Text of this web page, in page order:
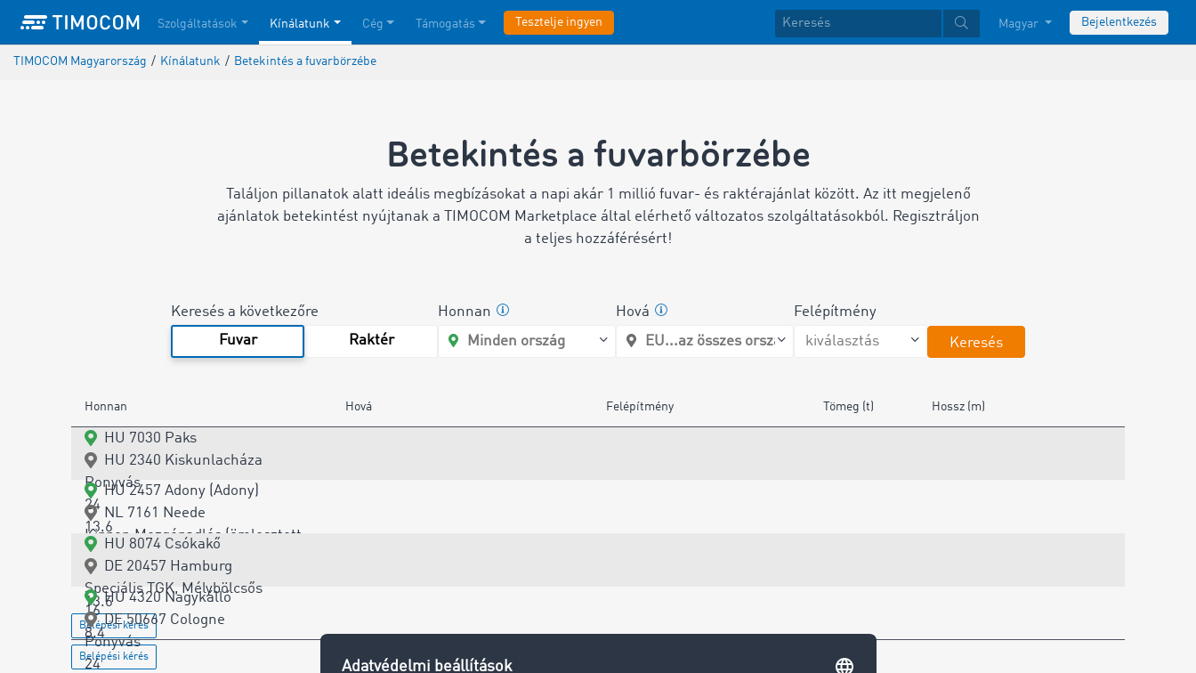
Szolgáltatások Kínálatunk Cég Támogatás Tesztelje ingyen Magyar Bejelentkezés
TIMOCOM Magyarország / Kínálatunk / Betekintés a fuvarbörzébe
Betekintés a fuvarbörzébe
Találjon pillanatok alatt ideális megbízásokat a napi akár 1 millió fuvar- és raktérajánlat között. Az itt megjelenő
ajánlatok betekintést nyújtanak a TIMOCOM Marketplace által elérhető változatos szolgáltatásokból. Regisztráljon
a teljes hozzáférésért!
Keresés a következőre
Fuvar
Raktér
Honnan Hová Felépítmény
Keresés
Honnan Hová Felépítmény Tömeg (t) Hossz (m)
HU 7030 Paks
HU 2340 Kiskunlacháza
Ponyvás
24
13.6
Belépési kérés
HU 2457 Adony (Adony)
NL 7161 Neede
Kipper, Mozgópadlós (ömlesztett
áru)
24
13.6
Belépési kérés
HU 8074 Csókakő
DE 20457 Hamburg
Speciális TGK, Mélybölcsős
16
8.4
Belépési kérés
HU 4320 Nagykálló
DE 50667 Cologne
Ponyvás
24